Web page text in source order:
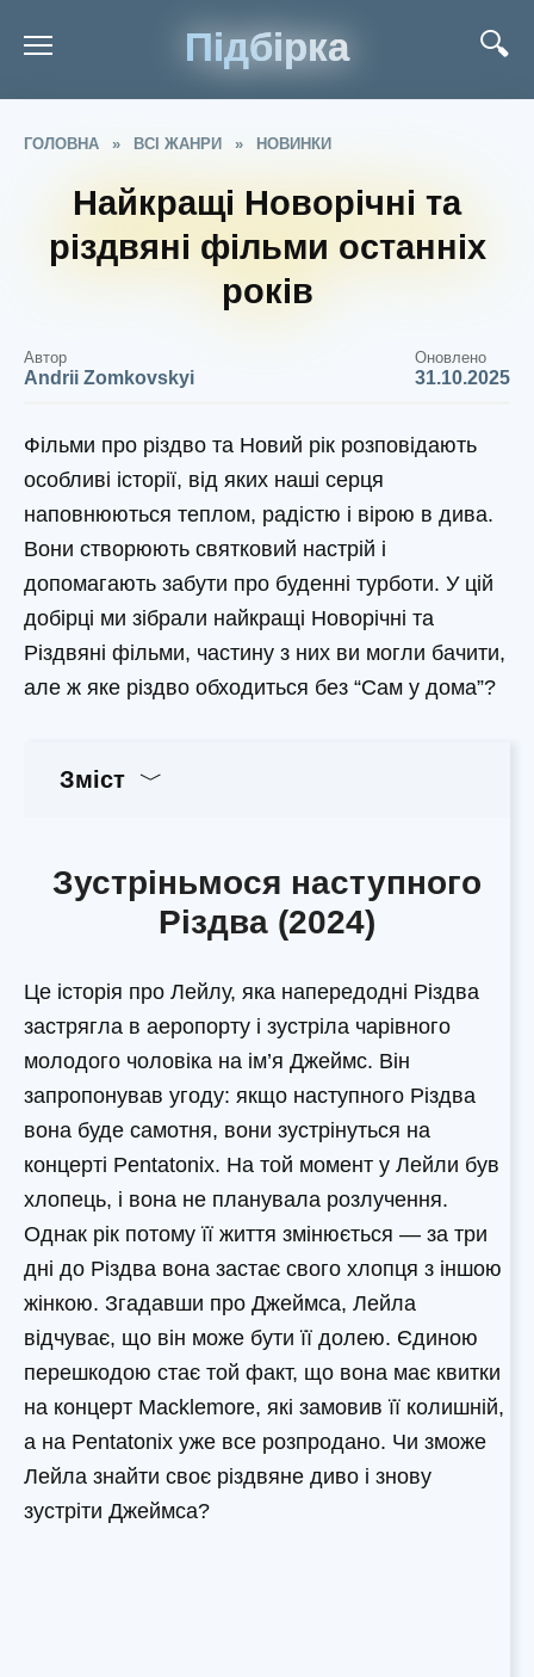
Підбірка
ГОЛОВНА » ВСІ ЖАНРИ » НОВИНКИ
Найкращі Новорічні та
різдвяні фільми останніх
років
Автор
Andrii Zomkovskyi
Оновлено
31.10.2025
Фільми про різдво та Новий рік розповідають
особливі історії, від яких наші серця
наповнюються теплом, радістю і вірою в дива.
Вони створюють святковий настрій і
допомагають забути про буденні турботи. У цій
добірці ми зібрали найкращі Новорічні та
Різдвяні фільми, частину з них ви могли бачити,
але ж яке різдво обходиться без “Сам у дома”?
Зміст
Зустріньмося наступного
Різдва (2024)
Це історія про Лейлу, яка напередодні Різдва
застрягла в аеропорту і зустріла чарівного
молодого чоловіка на ім’я Джеймс. Він
запропонував угоду: якщо наступного Різдва
вона буде самотня, вони зустрінуться на
концерті Pentatonix. На той момент у Лейли був
хлопець, і вона не планувала розлучення.
Однак рік потому її життя змінюється — за три
дні до Різдва вона застає свого хлопця з іншою
жінкою. Згадавши про Джеймса, Лейла
відчуває, що він може бути її долею. Єдиною
перешкодою стає той факт, що вона має квитки
на концерт Macklemore, які замовив її колишній,
а на Pentatonix уже все розпродано. Чи зможе
Лейла знайти своє різдвяне диво і знову
зустріти Джеймса?